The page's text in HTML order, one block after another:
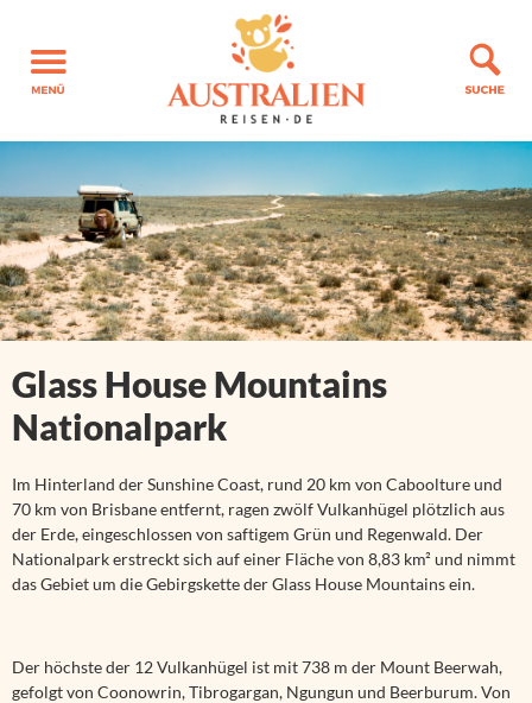
Glass House Mountains
Nationalpark
Im Hinterland der Sunshine Coast, rund 20 km von Caboolture und
70 km von Brisbane entfernt, ragen zwölf Vulkanhügel plötzlich aus
der Erde, eingeschlossen von saftigem Grün und Regenwald. Der
Nationalpark erstreckt sich auf einer Fläche von 8,83 km² und nimmt
das Gebiet um die Gebirgskette der Glass House Mountains ein.
Der höchste der 12 Vulkanhügel ist mit 738 m der Mount Beerwah,
gefolgt von Coonowrin, Tibrogargan, Ngungun und Beerburum. Von